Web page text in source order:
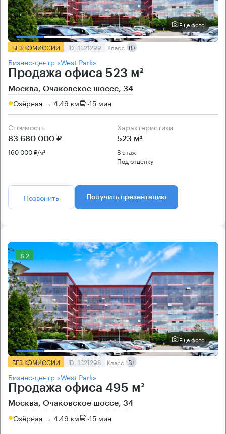
Еще фото
БЕЗ КОМИССИИ ID: 1321299 Класс B+
Бизнес-центр «West Park»
Продажа офиса 523 м²
Москва, Очаковское шоссе, 34
Озёрная → 4.49 км ~15 мин
Стоимость
83 680 000 ₽
160 000 ₽/м²
Характеристики
523 м²
8 этаж
Под отделку
Позвонить Получить презентацию
8.2
Еще фото
БЕЗ КОМИССИИ ID: 1321298 Класс B+
Бизнес-центр «West Park»
Продажа офиса 495 м²
Москва, Очаковское шоссе, 34
Озёрная → 4.49 км ~15 мин